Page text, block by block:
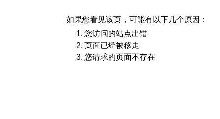
如果您看见该页，可能有以下几个原因：
您访问的站点出错
页面已经被移走
您请求的页面不存在